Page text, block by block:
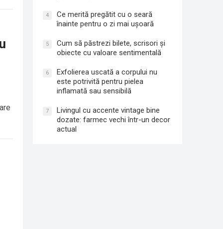
4
Ce merită pregătit cu o seară
înainte pentru o zi mai ușoară
5
Cum să păstrezi bilete, scrisori și
obiecte cu valoare sentimentală
6
Exfolierea uscată a corpului nu
este potrivită pentru pielea
inflamată sau sensibilă
7
Livingul cu accente vintage bine
dozate: farmec vechi într-un decor
actual